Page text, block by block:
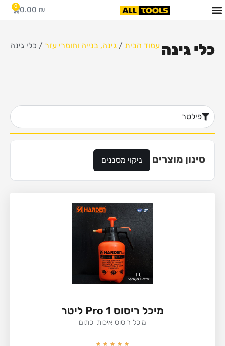
0.00 ₪
0
כלי גינה עמוד הבית / גינה, בנייה וחומרי עזר / כלי גינה
פילטר
סינון מוצרים ניקוי מסננים
מיכל ריסוס Pro 1 ליטר
מיכל ריסוס איכותי כתום